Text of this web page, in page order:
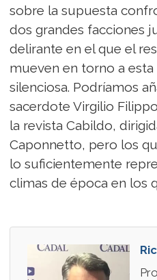
sobre la supuesta
dos grandes facciones
delirante en el que el
mueven en torno a
silenciosa. Podríamos
sacerdote Virgilio
la revista Cabildo,
Caponnetto, pero los
lo suficientemente
climas de época en los